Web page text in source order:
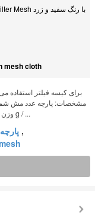
FDA درجه بندی مواد غذایی Nylon Filter Mesh با رنگ سفید و زرد
mesh cloth
مشخصات: پارچه عدد مش
وزن نه مش / سانتی متر مش / اینچ میکرون میکرون ٪ میکرون g / ...
,